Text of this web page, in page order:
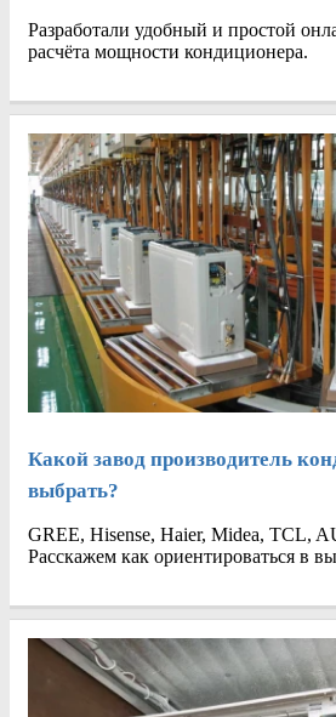
Разработали удобный и простой
расчёта мощности кондиционера.
Какой завод производитель
выбрать?
GREE, Hisense, Haier, Midea, TCL,
Расскажем как ориентироваться в